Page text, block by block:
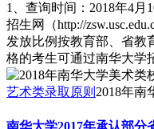
1、查询时间：2018年4月
招生网（http://
发放比例按教育部、省教
格的考生可通过南华大学
艺术类录取原则 2018年南
南华大学2017年承认部分